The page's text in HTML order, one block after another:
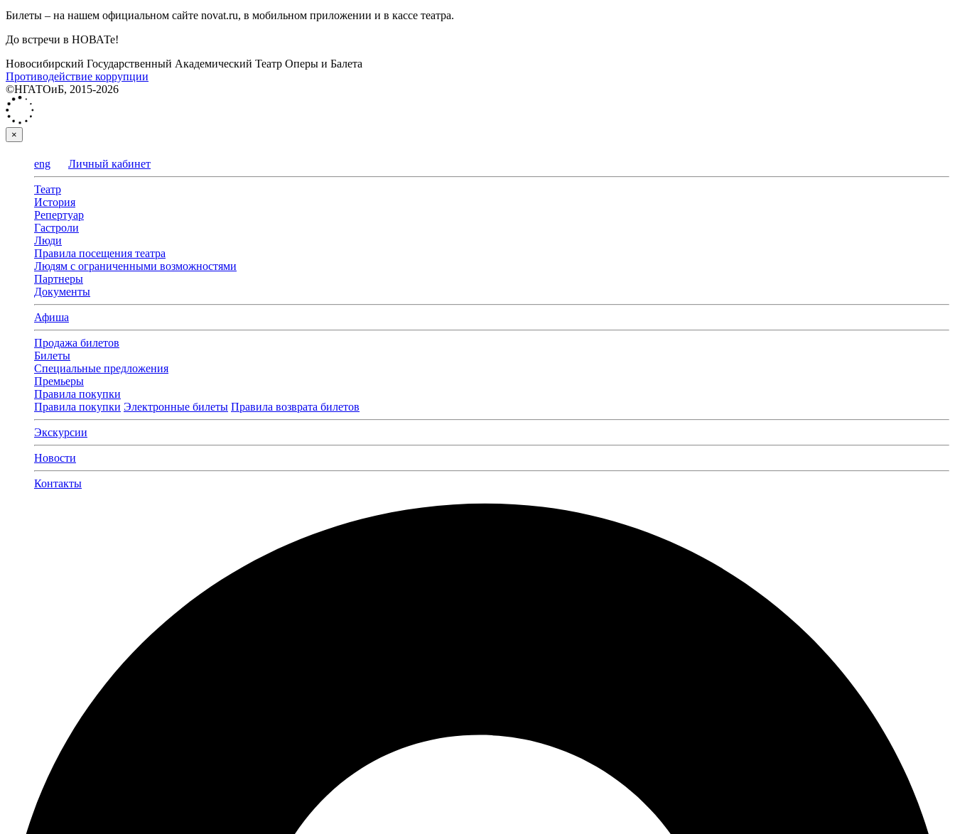
Билеты – на нашем официальном сайте novat.ru, в мобильном приложении и в кассе театра.
До встречи в НОВАТе!
Новосибирский Государственный Академический Театр Оперы и Балета
Противодействие коррупции
©НГАТОиБ, 2015-2026
×
eng Личный кабинет
Театр
История
Репертуар
Гастроли
Люди
Правила посещения театра
Людям с ограниченными возможностями
Партнеры
Документы
Афиша
Продажа билетов
Билеты
Специальные предложения
Премьеры
Правила покупки
Правила покупки Электронные билеты Правила возврата билетов
Экскурсии
Новости
Контакты